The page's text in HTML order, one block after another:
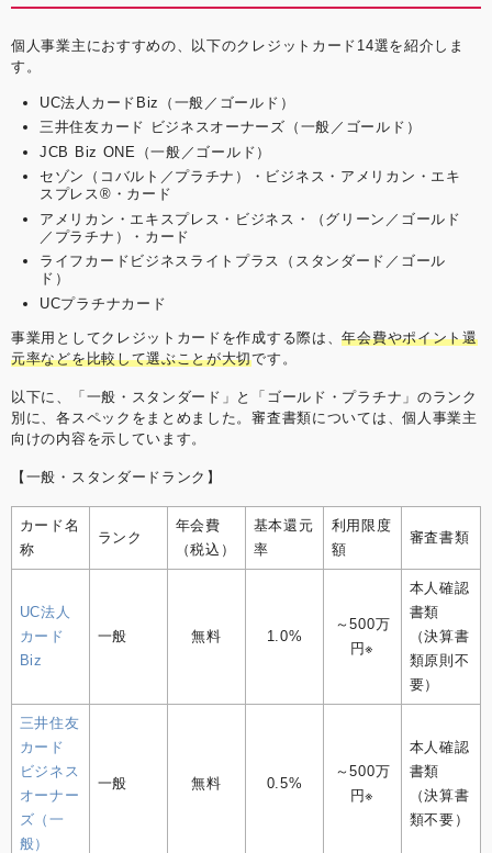
個人事業主におすすめの、以下のクレジットカード14選を紹介しま
す。
UC法人カードBiz（一般／ゴールド）
三井住友カード ビジネスオーナーズ（一般／ゴールド）
JCB Biz ONE（一般／ゴールド）
セゾン（コバルト／プラチナ）・ビジネス・アメリカン・エキ
スプレス®・カード
アメリカン・エキスプレス・ビジネス・（グリーン／ゴールド
／プラチナ）・カード
ライフカードビジネスライトプラス（スタンダード／ゴール
ド）
UCプラチナカード
事業用としてクレジットカードを作成する際は、年会費やポイント還
元率などを比較して選ぶことが大切です。
以下に、「一般・スタンダード」と「ゴールド・プラチナ」のランク
別に、各スペックをまとめました。審査書類については、個人事業主
向けの内容を示しています。
【一般・スタンダードランク】
カード名
称
ランク
年会費
（税込）
基本還元
率
利用限度
額
審査書類
UC法人
カード
Biz
一般 無料 1.0%
～500万
円※
本人確認
書類
（決算書
類原則不
要）
三井住友
カード
ビジネス
オーナー
ズ（一
般）
一般 無料 0.5%
～500万
円※
本人確認
書類
（決算書
類不要）